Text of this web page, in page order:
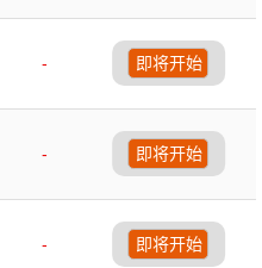
-
即将开始
-
即将开始
-
即将开始